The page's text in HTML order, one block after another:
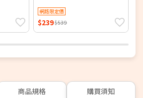
網路限定價
$239$539
商品規格 購買須知